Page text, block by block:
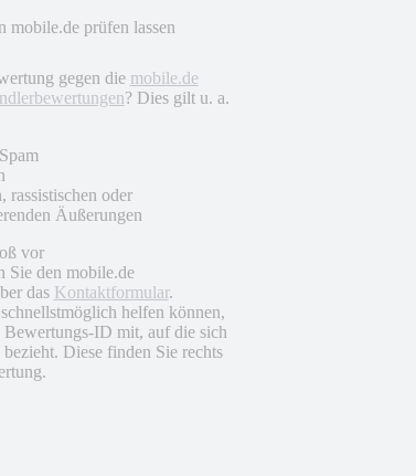
mobile.de prüfen lassen
gegen die mobile.de
? Dies gilt u. a.
rassistischen oder
Äußerungen
vor
Sie den mobile.de
das Kontaktformular.
helfen können,
Bewertungs-ID mit, auf die sich
Diese finden Sie rechts